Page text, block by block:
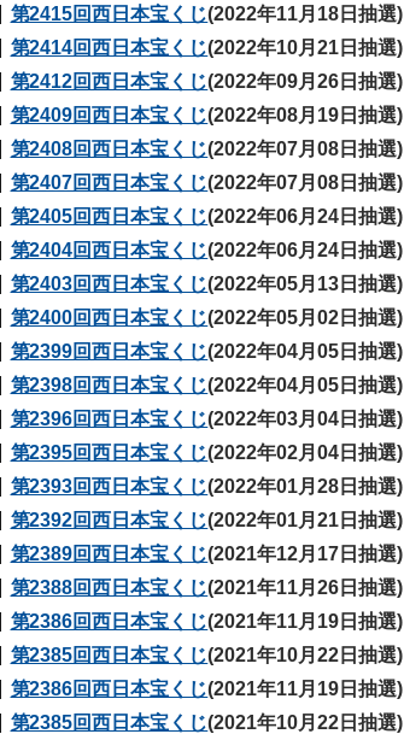
第2415回西日本宝くじ(2022年11月18日抽選)
第2414回西日本宝くじ(2022年10月21日抽選)
第2412回西日本宝くじ(2022年09月26日抽選)
第2409回西日本宝くじ(2022年08月19日抽選)
第2408回西日本宝くじ(2022年07月08日抽選)
第2407回西日本宝くじ(2022年07月08日抽選)
第2405回西日本宝くじ(2022年06月24日抽選)
第2404回西日本宝くじ(2022年06月24日抽選)
第2403回西日本宝くじ(2022年05月13日抽選)
第2400回西日本宝くじ(2022年05月02日抽選)
第2399回西日本宝くじ(2022年04月05日抽選)
第2398回西日本宝くじ(2022年04月05日抽選)
第2396回西日本宝くじ(2022年03月04日抽選)
第2395回西日本宝くじ(2022年02月04日抽選)
第2393回西日本宝くじ(2022年01月28日抽選)
第2392回西日本宝くじ(2022年01月21日抽選)
第2389回西日本宝くじ(2021年12月17日抽選)
第2388回西日本宝くじ(2021年11月26日抽選)
第2386回西日本宝くじ(2021年11月19日抽選)
第2385回西日本宝くじ(2021年10月22日抽選)
第2386回西日本宝くじ(2021年11月19日抽選)
第2385回西日本宝くじ(2021年10月22日抽選)